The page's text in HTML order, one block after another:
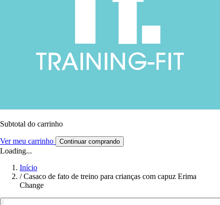
Subtotal do carrinho
Ver meu carrinho Continuar comprando
Loading...
Início
/ Casaco de fato de treino para crianças com capuz Erima
Change